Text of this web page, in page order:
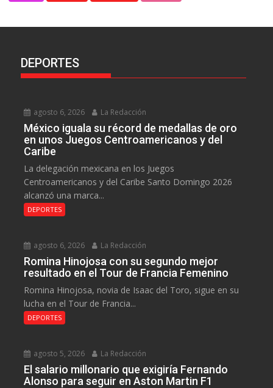
DEPORTES
agosto 6, 2026 La Redacción
México iguala su récord de medallas de oro
en unos Juegos Centroamericanos y del
Caribe
La delegación mexicana en los Juegos
Centroamericanos y del Caribe Santo Domingo 2026
alcanzó una marca...
DEPORTES
agosto 6, 2026 La Redacción
Romina Hinojosa con su segundo mejor
resultado en el Tour de Francia Femenino
Romina Hinojosa, novia de Isaac del Toro, sigue en su
lucha en el Tour de Francia...
DEPORTES
agosto 5, 2026 La Redacción
El salario millonario que exigiría Fernando
Alonso para seguir en Aston Martin F1